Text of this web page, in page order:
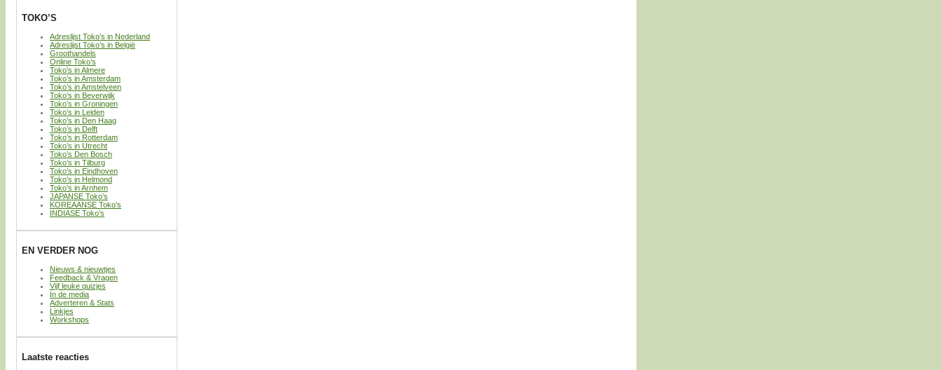
TOKO’S
Adreslijst Toko’s in Nederland
Adreslijst Toko’s in België
Groothandels
Online Toko’s
Toko’s in Almere
Toko’s in Amsterdam
Toko’s in Amstelveen
Toko’s in Beverwijk
Toko’s in Groningen
Toko’s in Leiden
Toko’s in Den Haag
Toko’s in Delft
Toko’s in Rotterdam
Toko’s in Utrecht
Toko’s Den Bosch
Toko’s in Tilburg
Toko’s in Eindhoven
Toko’s in Helmond
Toko’s in Arnhem
JAPANSE Toko’s
KOREAANSE Toko’s
INDIASE Toko’s
EN VERDER NOG
Nieuws & nieuwtjes
Feedback & Vragen
Vijf leuke quizjes
In de media
Adverteren & Stats
Linkjes
Workshops
Laatste reacties